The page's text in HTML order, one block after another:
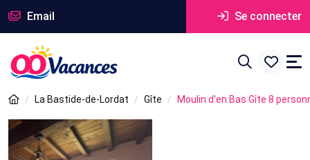
Email Se connecter
La Bastide-de-Lordat Gîte Moulin d'en Bas Gîte 8